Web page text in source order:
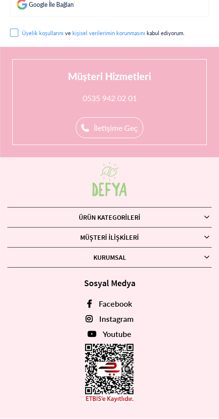
Google İle Bağlan
Üyelik koşullarını ve kişisel verilerimin korunmasını kabul ediyorum.
Müşteri Hizmetleri
0535 942 02 01
İletişime Geç
ÜRÜN KATEGORILERI
MÜŞTERI İLIŞKILERI
KURUMSAL
Sosyal Medya
Facebook
Instagram
Youtube